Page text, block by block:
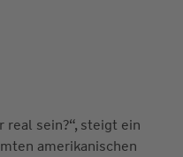
real sein?“, steigt ein
amerikanischen